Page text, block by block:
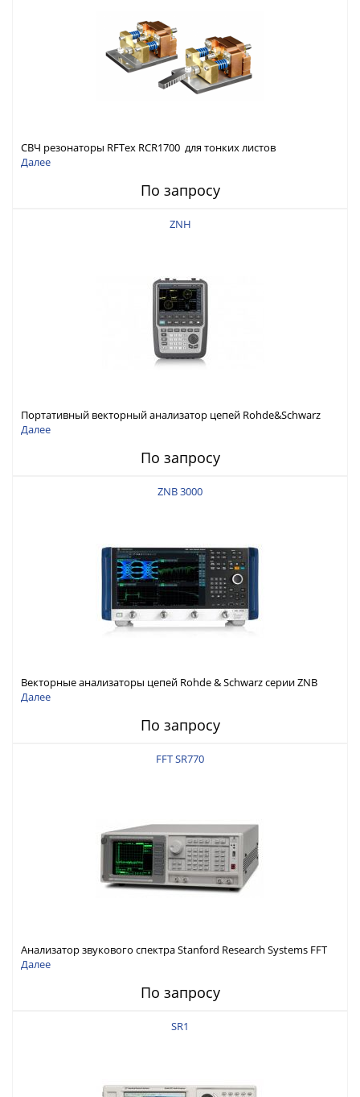
СВЧ резонаторы RFTex RCR1700 для тонких листов
Далее
По запросу
ZNH
Портативный векторный анализатор цепей Rohde&Schwarz
ZNH с диапазоном частот от 30 кГц до 26,5 ГГц
Далее
По запросу
ZNB 3000
Векторные анализаторы цепей Rohde & Schwarz серии ZNB
3000 с диапазоном частот от 9 кГц до 54 ГГц
Далее
По запросу
FFT SR770
Анализатор звукового спектра Stanford Research Systems FFT
SR770
Далее
По запросу
SR1